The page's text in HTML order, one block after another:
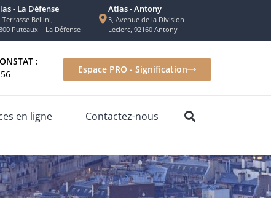
- La Défense
Terrasse Bellini,
Puteaux – La Défense
Atlas - Antony
3, Avenue de la Division
Leclerc, 92160 Antony
:
Espace PRO - Signification
en ligne Contactez-nous